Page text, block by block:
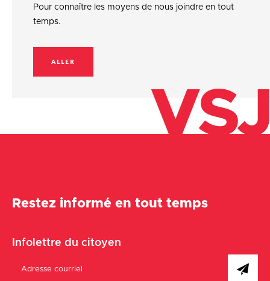
Pour connaître les moyens de nous joindre en tout
temps.
ALLER
VSJ
Restez informé en tout temps
Infolettre du citoyen